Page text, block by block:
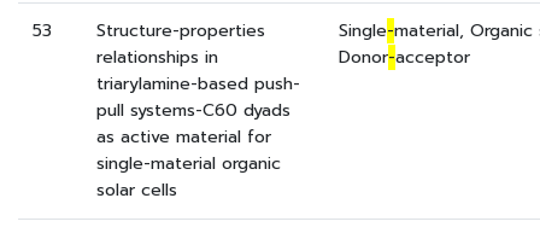
53
Structure-properties
relationships in
triarylamine-based push-
pull systems-C60 dyads
as active material for
single-material organic
solar cells
Single-material, Organic
Donor-acceptor